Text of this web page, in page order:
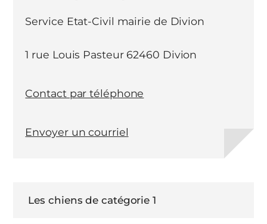
Service Etat-Civil mairie de Divion
1 rue Louis Pasteur 62460 Divion
Contact par téléphone
Envoyer un courriel
Les chiens de catégorie 1